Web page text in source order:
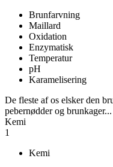
Brunfarvning
Maillard
Oxidation
Enzymatisk
Temperatur
pH
Karamelisering
De fleste af os elsker den
pebernødder og brunkager...
Kemi
1
Kemi